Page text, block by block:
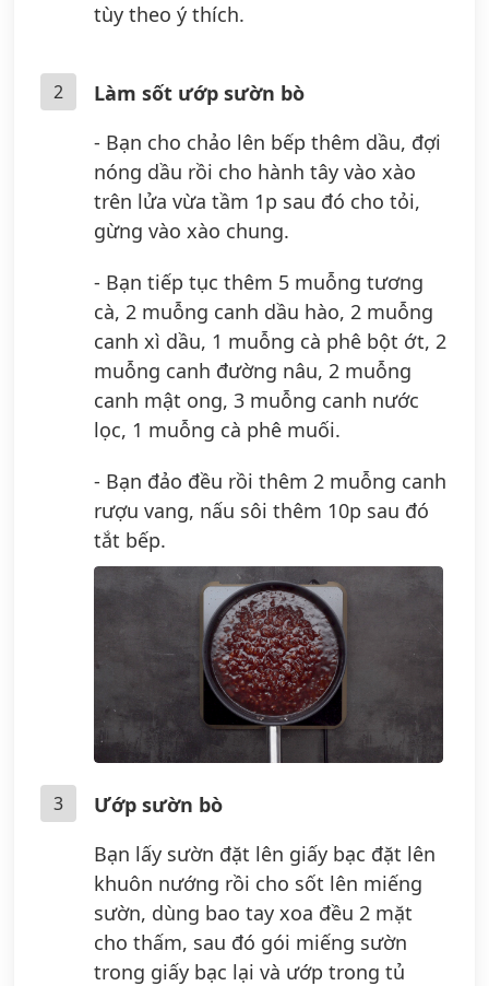
tùy theo ý thích.
2
Làm sốt ướp sườn bò
- Bạn cho chảo lên bếp thêm dầu, đợi
nóng dầu rồi cho hành tây vào xào
trên lửa vừa tầm 1p sau đó cho tỏi,
gừng vào xào chung.
- Bạn tiếp tục thêm 5 muỗng tương
cà, 2 muỗng canh dầu hào, 2 muỗng
canh xì dầu, 1 muỗng cà phê bột ớt, 2
muỗng canh đường nâu, 2 muỗng
canh mật ong, 3 muỗng canh nước
lọc, 1 muỗng cà phê muối.
- Bạn đảo đều rồi thêm 2 muỗng canh
rượu vang, nấu sôi thêm 10p sau đó
tắt bếp.
3
Ướp sườn bò
Bạn lấy sườn đặt lên giấy bạc đặt lên
khuôn nướng rồi cho sốt lên miếng
sườn, dùng bao tay xoa đều 2 mặt
cho thấm, sau đó gói miếng sườn
trong giấy bạc lại và ướp trong tủ